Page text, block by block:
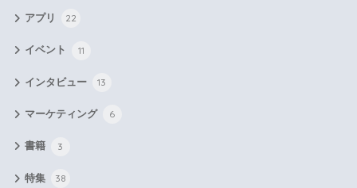
アプリ 22
イベント 11
インタビュー 13
マーケティング 6
書籍 3
特集 38